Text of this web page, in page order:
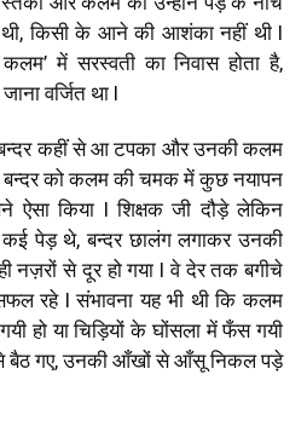
थी, किसी के आने की आशंका नहीं थी l
में सरस्वती का निवास होता है,
वर्जित था l
कहीं से आ टपका और उनकी कलम
बन्दर को कलम की चमक में कुछ नयापन
किया l शिक्षक जी दौड़े लेकिन
पेड़ थे, बन्दर छालंग लगाकर उनकी
ही नज़रों से दूर हो गया l वे देर तक बगीचे
रहे l संभावना यह भी थी कि कलम
हो या चिड़ियों के घोंसला में फँस गयी
से बैठ गए, उनकी आँखों से आँसू निकल पड़े